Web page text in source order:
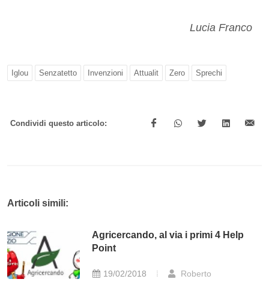
Lucia Franco
Iglou Senzatetto Invenzioni Attualit Zero Sprechi
Condividi questo articolo:
Articoli simili:
Agricercando, al via i primi 4 Help
Point
19/02/2018 Roberto